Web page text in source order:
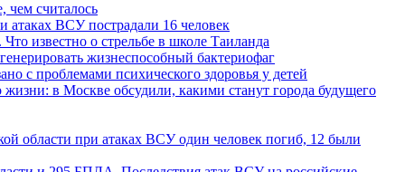
чем считалось
атаках ВСУ пострадали 16 человек
известно о стрельбе в школе Таиланда
жизнеспособный бактериофаг
с проблемами психического здоровья у детей
в Москве обсудили, какими станут города будущего
области при атаках ВСУ один человек погиб, 12 были